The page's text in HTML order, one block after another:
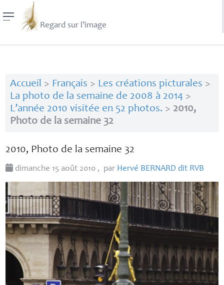
Regard sur l’image
Accueil > Français > Les créations picturales >
La photo de la semaine de 2008 à 2014>
L’année 2010 visitée en 52 photos. > 2010,
Photo de la semaine 32
2010, Photo de la semaine 32
dimanche 15 août 2010 , par Hervé BERNARD dit RVB